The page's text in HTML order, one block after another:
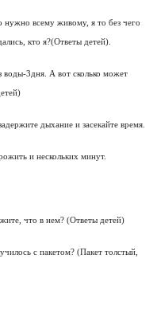
всему живому, я то без чего
кто я?(Ответы детей).
воды-3дня. А вот сколько может
дыхание и засекайте время.
и нескольких минут.
что в нем? (Ответы детей)
с пакетом? (Пакет толстый,